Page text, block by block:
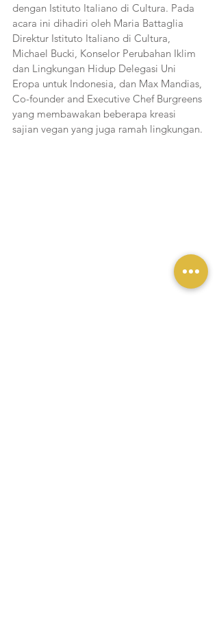
dengan Istituto Italiano di Cultura. Pada
acara ini dihadiri oleh Maria Battaglia
Direktur Istituto Italiano di Cultura,
Michael Bucki, Konselor Perubahan Iklim
dan Lingkungan Hidup Delegasi Uni
Eropa untuk Indonesia, dan Max Mandias,
Co-founder and Executive Chef Burgreens
yang membawakan beberapa kreasi
sajian vegan yang juga ramah lingkungan.